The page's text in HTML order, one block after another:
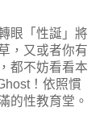
眼「性誕」將
，又或者你有
都不妨看看本
！依照慣
的性教育堂。